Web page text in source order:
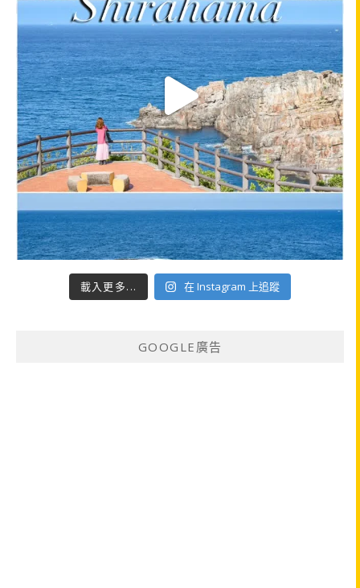
載入更多... 在 Instagram 上追蹤
GOOGLE廣告